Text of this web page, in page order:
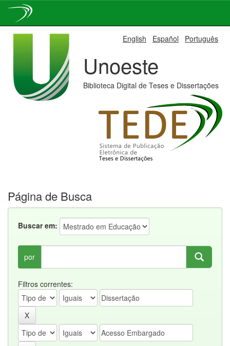
English Español Português
Unoeste
Biblioteca Digital de Teses e Dissertações
Página de Busca
Buscar em:
por
Filtros correntes: